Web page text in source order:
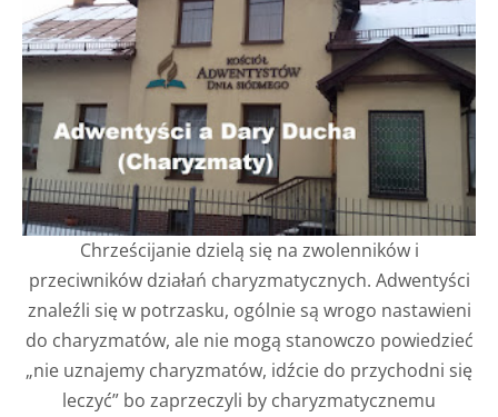
Chrześcijanie dzielą się na zwolenników i
przeciwników działań charyzmatycznych. Adwentyści
znaleźli się w potrzasku, ogólnie są wrogo nastawieni
do charyzmatów, ale nie mogą stanowczo powiedzieć
„nie uznajemy charyzmatów, idźcie do przychodni się
leczyć” bo zaprzeczyli by charyzmatycznemu